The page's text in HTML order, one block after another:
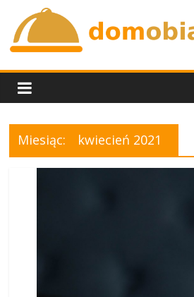
content
Miesiąc: kwiecień 2021